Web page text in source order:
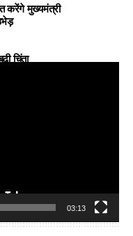
करेंगे मुख्यमंत्री
चिंता
03:13